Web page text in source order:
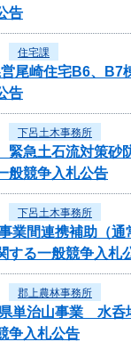
告
住宅課
営尾崎住宅B6、B7
告
下呂土木事務所
緊急土石流対策砂
競争入札公告
下呂土木事務所
業間連携補助（
る一般競争入札
郡上農林事務所
県単治山事業 水呑
争入札公告